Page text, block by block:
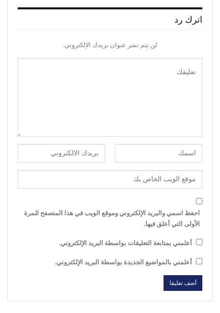
اترك رد
لن يتم نشر عنوان بريدك الإلكتروني.
احفظ اسمي والبريد الإلكتروني وموقع الويب في هذا المتصفح للمرة
الأولى التي أعلق فيها.
أعلمني بمتابعة التعليقات بواسطة البريد الإلكتروني.
أعلمني بالمواضيع الجديدة بواسطة البريد الإلكتروني.